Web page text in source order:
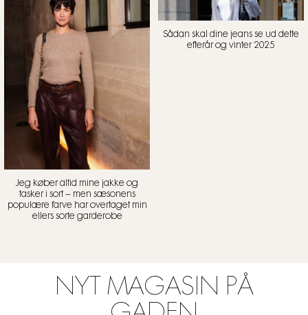
Jeg køber altid mine jakke og
tasker i sort – men sæsonens
populære farve har overtaget min
ellers sorte garderobe
Sådan skal dine jeans se ud dette
efterår og vinter 2025
NYT MAGASIN PÅ